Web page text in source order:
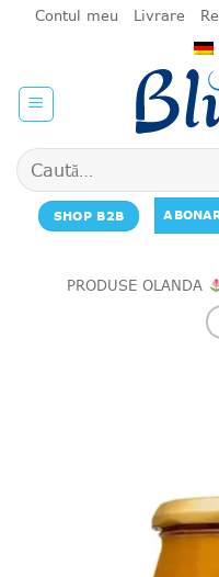
Contul meu Livrare
Caută
după:
SHOP B2B
PRODUSE OLANDA